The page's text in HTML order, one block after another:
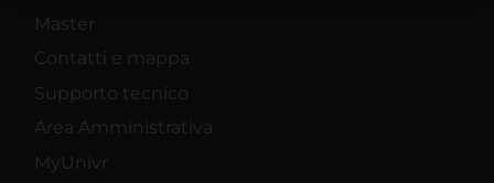
raccolto dal tuo utilizzo dei loro servizi.
Master
Contatti e mappa
Supporto tecnico
Area Amministrativa
MyUnivr